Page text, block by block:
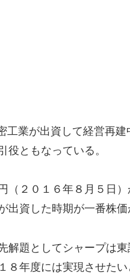
業が出資して経営再建
ともなっている。
（２０１６年８月５日
資した時期が一番株価
解題としてシャープは
年度には実現させたい